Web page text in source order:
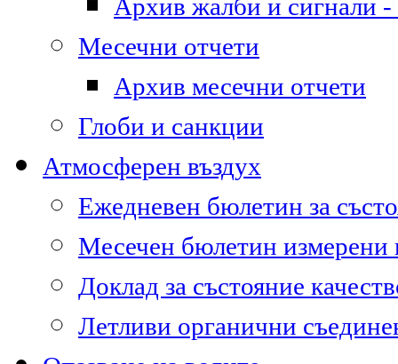
Архив жалби и сигнали -
Месечни отчети
Архив месечни отчети
Глоби и санкции
Атмосферен въздух
Ежедневен бюлетин за
Месечен бюлетин
Доклад за състояние
Летливи органични